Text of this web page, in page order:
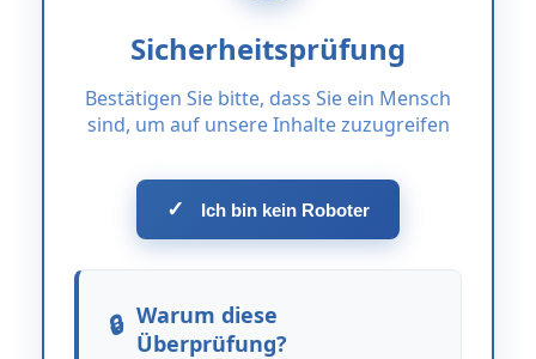
Sicherheitsprüfung
Bestätigen Sie bitte, dass Sie ein Mensch
sind, um auf unsere Inhalte zuzugreifen
✓ Ich bin kein Roboter
Warum diese
Überprüfung?